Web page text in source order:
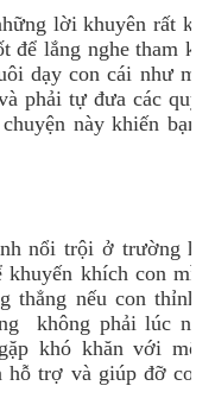
lời khuyên rất
để lắng nghe tham
dạy con cái như mẹ
phải tự đưa các
này khiến bạn
nổi trội ở trường
khích con
thẳng nếu con thỉnh
không phải lúc nào
khó khăn với một
hỗ trợ và giúp đỡ con